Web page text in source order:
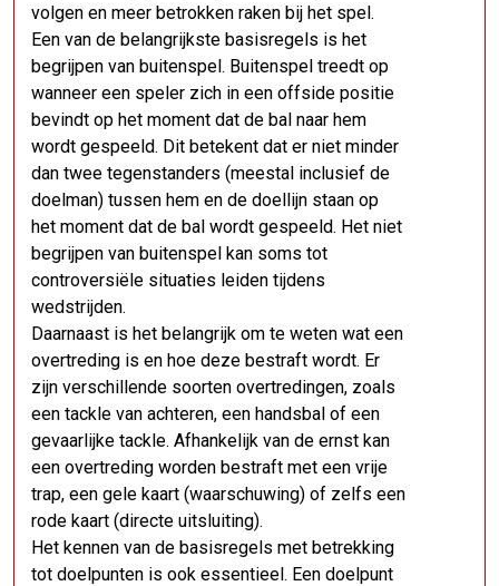
volgen en meer betrokken raken bij het spel.
Een van de belangrijkste basisregels is het
begrijpen van buitenspel. Buitenspel treedt op
wanneer een speler zich in een offside positie
bevindt op het moment dat de bal naar hem
wordt gespeeld. Dit betekent dat er niet minder
dan twee tegenstanders (meestal inclusief de
doelman) tussen hem en de doellijn staan op
het moment dat de bal wordt gespeeld. Het niet
begrijpen van buitenspel kan soms tot
controversiële situaties leiden tijdens
wedstrijden.
Daarnaast is het belangrijk om te weten wat een
overtreding is en hoe deze bestraft wordt. Er
zijn verschillende soorten overtredingen, zoals
een tackle van achteren, een handsbal of een
gevaarlijke tackle. Afhankelijk van de ernst kan
een overtreding worden bestraft met een vrije
trap, een gele kaart (waarschuwing) of zelfs een
rode kaart (directe uitsluiting).
Het kennen van de basisregels met betrekking
tot doelpunten is ook essentieel. Een doelpunt